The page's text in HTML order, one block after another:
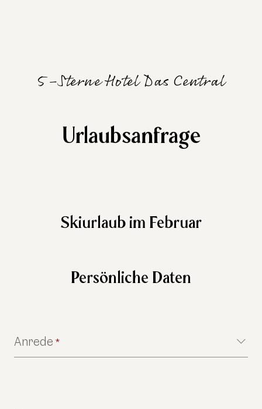
5-Sterne Hotel Das Central
Urlaubsanfrage
Skiurlaub im Februar
Persönliche Daten
Anrede *